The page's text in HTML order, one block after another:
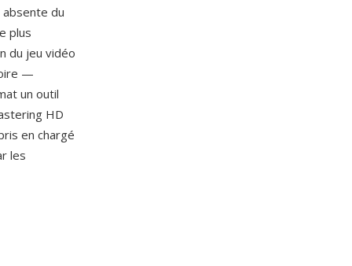
du
plus
du jeu vidéo
—
un outil
HD
en chargé
les